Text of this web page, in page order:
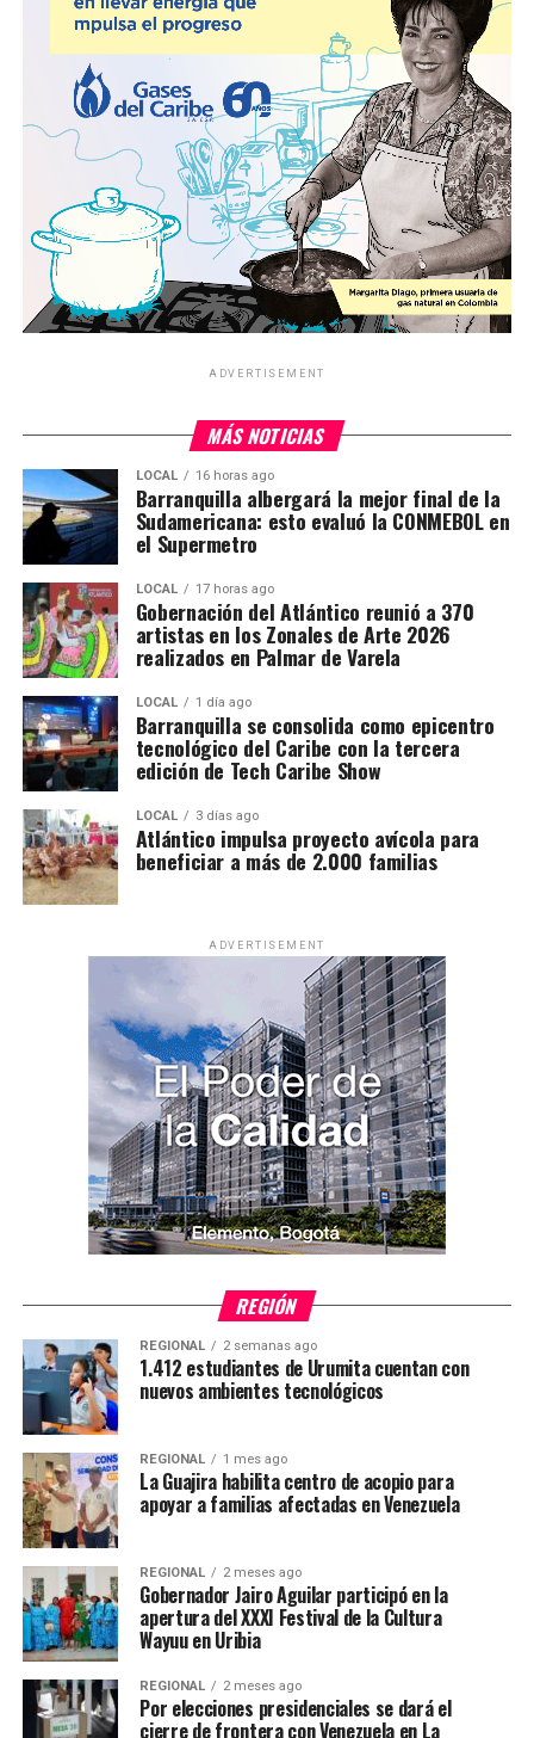
ADVERTISEMENT
MÁS NOTICIAS
LOCAL 16 horas ago
Barranquilla albergará la mejor final de la
Sudamericana: esto evaluó la CONMEBOL en
el Supermetro
LOCAL 17 horas ago
Gobernación del Atlántico reunió a 370
artistas en los Zonales de Arte 2026
realizados en Palmar de Varela
LOCAL 1 día ago
Barranquilla se consolida como epicentro
tecnológico del Caribe con la tercera
edición de Tech Caribe Show
LOCAL 3 días ago
Atlántico impulsa proyecto avícola para
beneficiar a más de 2.000 familias
ADVERTISEMENT
REGIÓN
REGIONAL 2 semanas ago
1.412 estudiantes de Urumita cuentan con
nuevos ambientes tecnológicos
REGIONAL 1 mes ago
La Guajira habilita centro de acopio para
apoyar a familias afectadas en Venezuela
REGIONAL 2 meses ago
Gobernador Jairo Aguilar participó en la
apertura del XXXI Festival de la Cultura
Wayuu en Uribia
REGIONAL 2 meses ago
Por elecciones presidenciales se dará el
cierre de frontera con Venezuela en La